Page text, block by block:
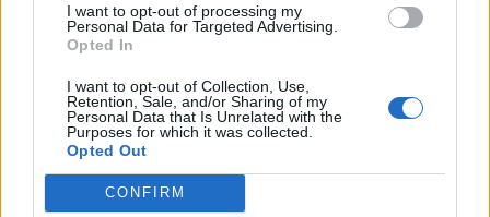
I want to opt-out of processing my
Personal Data for Targeted Advertising.
Opted In
I want to opt-out of Collection, Use,
Retention, Sale, and/or Sharing of my
Personal Data that Is Unrelated with the
Purposes for which it was collected.
Opted Out
CONFIRM
πετρελαίου στη Ρωσία μετά από
ουκρανική επίθεση με drones
Συνετρίβη πυροσβεστικό ελικόπτερο ενώ
ΚΟΣΜΟΣ 09:53
Συνετρίβη πυροσβεστικό
Συνετρίβη πυροσβεστικό
μεγάλη δασική πυρκαγιά στη